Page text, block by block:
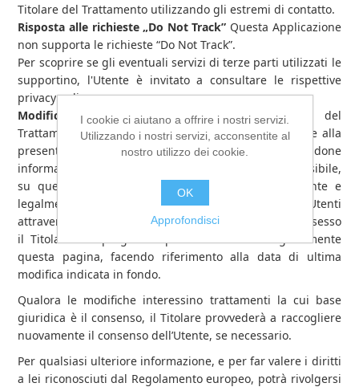
Titolare del Trattamento utilizzando gli estremi di contatto.
Risposta alle richieste „Do Not Track” Questa Applicazione
non supporta le richieste “Do Not Track”.
Per scoprire se gli eventuali servizi di terze parti utilizzati le
supportino, l'Utente è invitato a consultare le rispettive
privacy policy.
Modifiche a questa privacy policyIl Titolare del
Trattamento si riserva il diritto di apportare modifiche alla
presente privacy policy in qualunque momento dandone
informazione agli Utenti su questa pagina e, se possibile,
su questa Applicazione nonché, qualora tecnicamente e
legalmente fattibile, inviando una notifica agli Utenti
attraverso uno degli estremi di contatto di cui è in possesso
il Titolare . Si prega dunque di consultare regolarmente
questa pagina, facendo riferimento alla data di ultima
modifica indicata in fondo.
Qualora le modifiche interessino trattamenti la cui base
giuridica è il consenso, il Titolare provvederà a raccogliere
nuovamente il consenso dell’Utente, se necessario.
Per qualsiasi ulteriore informazione, e per far valere i diritti
a lei riconosciuti dal Regolamento europeo, potrà rivolgersi
I cookie ci aiutano a offrire i nostri servizi.
Utilizzando i nostri servizi, acconsentite al
nostro utilizzo dei cookie.
OK
Approfondisci